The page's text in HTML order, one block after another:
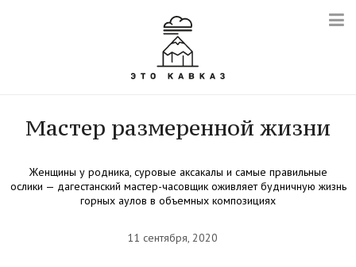
Мастер размеренной жизни
Женщины у родника, суровые аксакалы и самые правильные
ослики — дагестанский мастер-часовщик оживляет будничную жизнь
горных аулов в объемных композициях
11 сентября, 2020